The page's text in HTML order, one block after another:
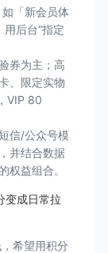
「新会员体
后台“指定
券为主；高
、限定实物
VIP 80
信/公众号模
并结合数据
权益组合。
变成日常拉
希望用积分